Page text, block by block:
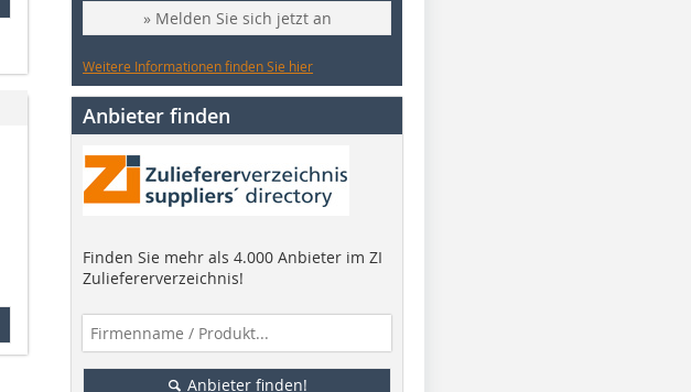
» Melden Sie sich jetzt an
Weitere Informationen finden Sie hier
Anbieter finden
Finden Sie mehr als 4.000 Anbieter im ZI
Zuliefererverzeichnis!
Anbieter finden!